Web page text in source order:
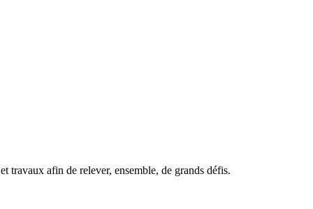
travaux afin de relever, ensemble, de grands défis.